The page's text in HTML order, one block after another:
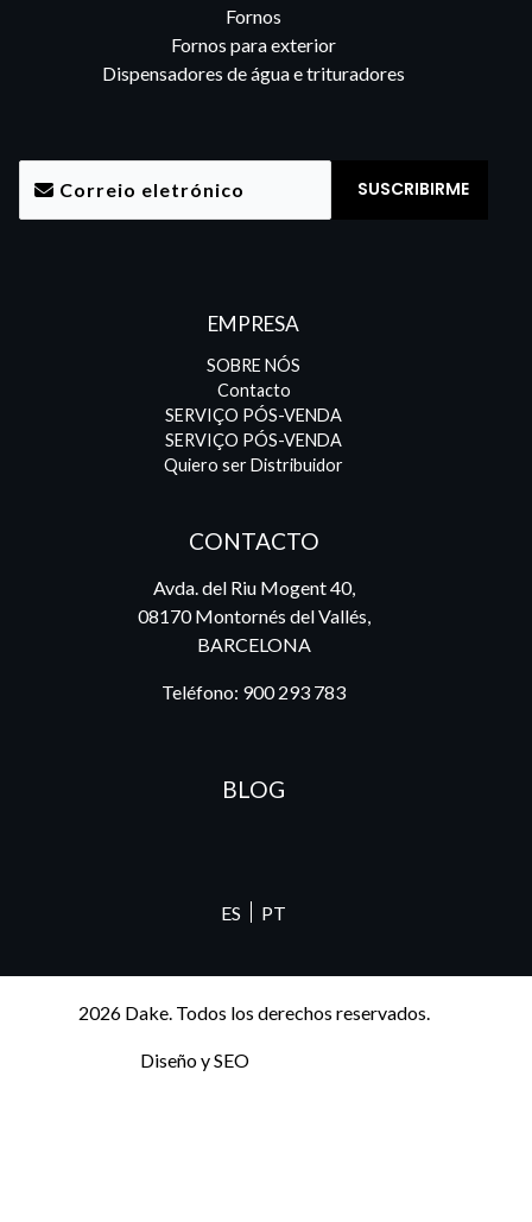
Fornos
Fornos para exterior
Dispensadores de água e trituradores
EMPRESA
SOBRE NÓS
Contacto
SERVIÇO PÓS-VENDA
SERVIÇO PÓS-VENDA
Quiero ser Distribuidor
CONTACTO
Avda. del Riu Mogent 40,
08170 Montornés del Vallés,
BARCELONA
Teléfono: 900 293 783
BLOG
ES PT
2026 Dake. Todos los derechos reservados.
Diseño y SEO